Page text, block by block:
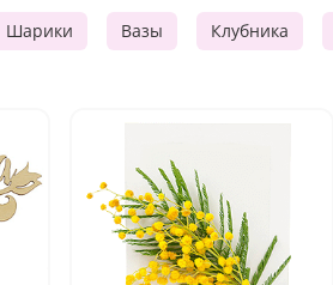
Шарики Вазы Клубника